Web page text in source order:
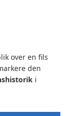
over en fils
den
i